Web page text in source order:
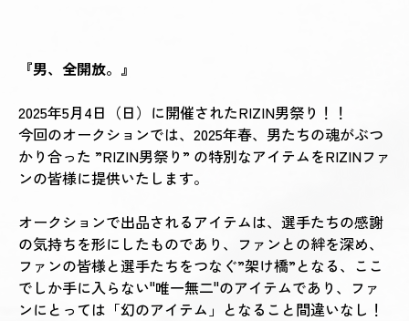
『男、全開放。』
2025年5月4日（日）に開催されたRIZIN男祭り！！
今回のオークションでは、2025年春、男たちの魂がぶつ
かり合った ”RIZIN男祭り” の特別なアイテムをRIZINファ
ンの皆様に提供いたします。
オークションで出品されるアイテムは、選手たちの感謝
の気持ちを形にしたものであり、ファンとの絆を深め、
ファンの皆様と選手たちをつなぐ”架け橋”となる、ここ
でしか手に入らない"唯一無二"のアイテムであり、ファ
ンにとっては「幻のアイテム」となること間違いなし！